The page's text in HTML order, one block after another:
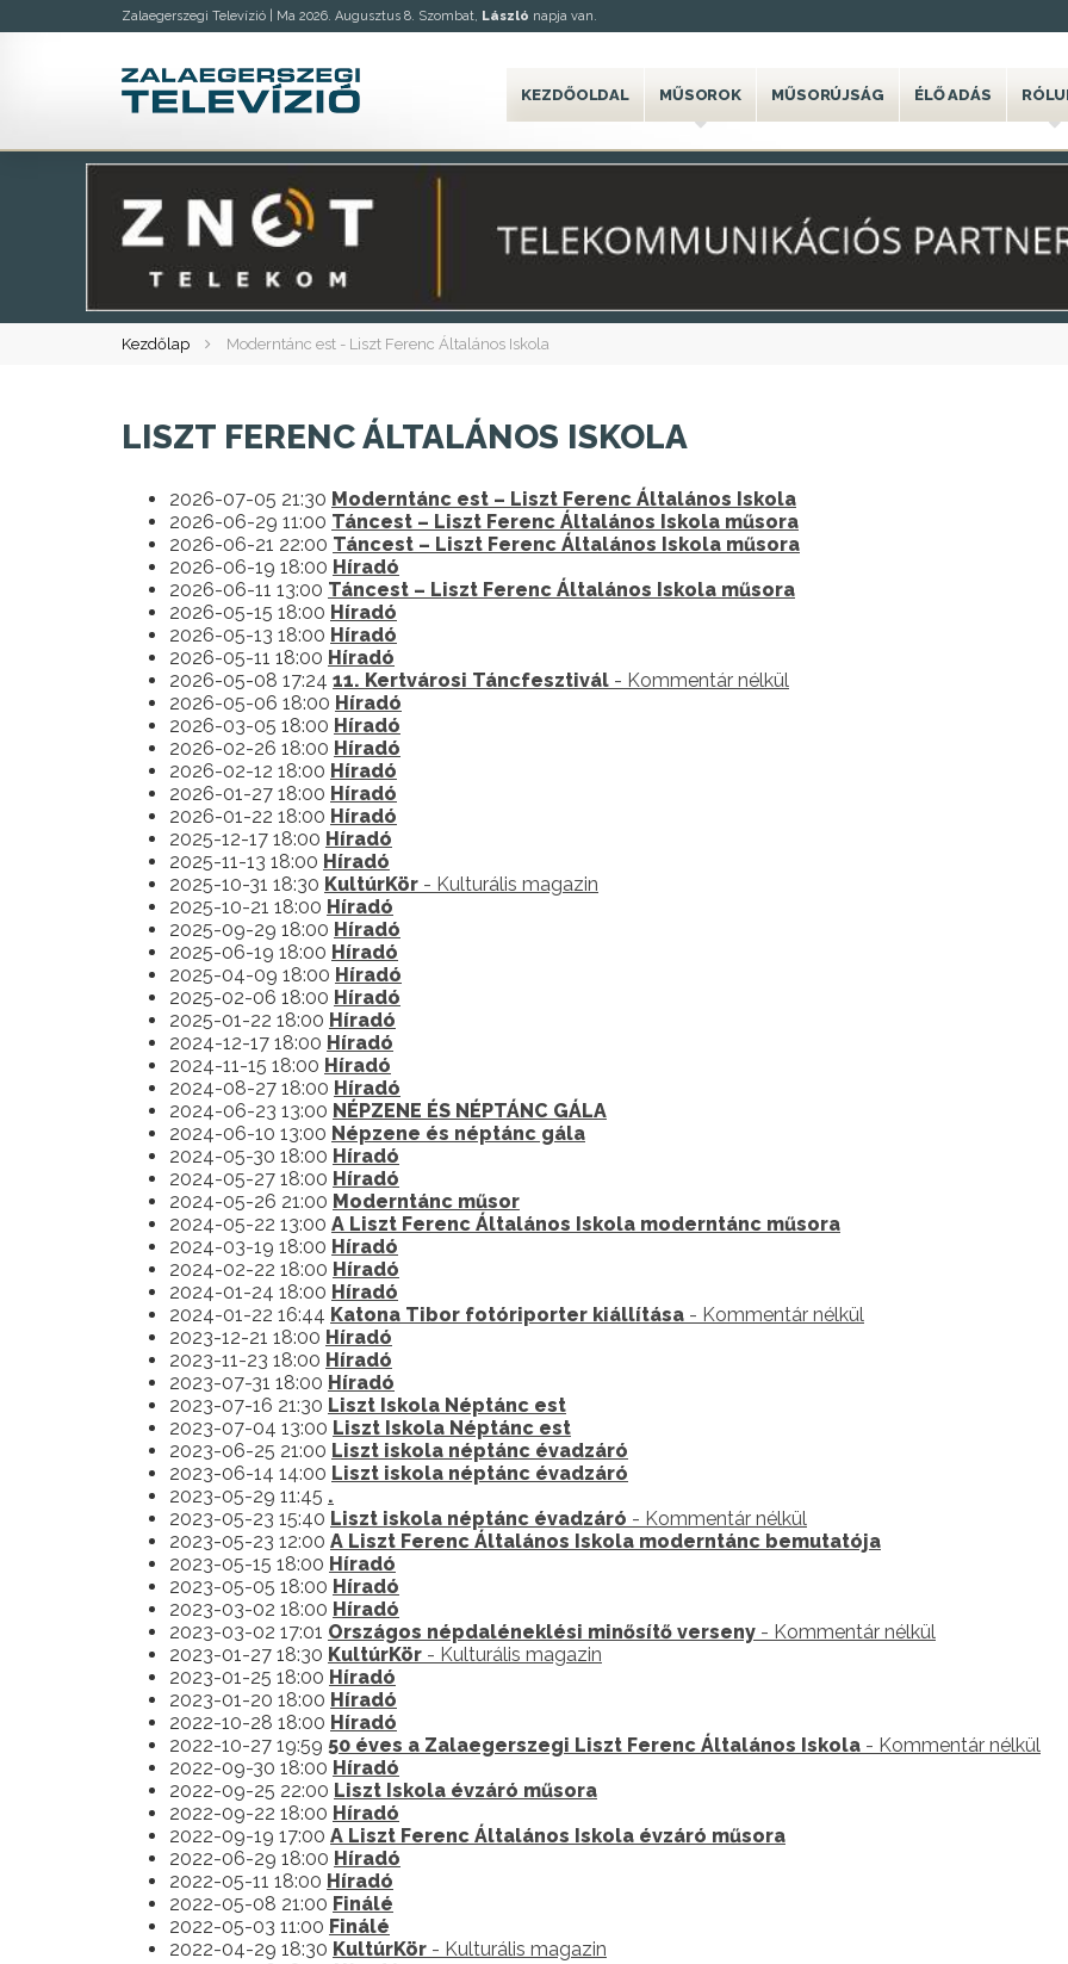
Zalaegerszegi Televízió | Ma 2026. Augusztus 8. Szombat, László napja van.
KEZDŐOLDAL MŰSOROK MŰSORÚJSÁG ÉLŐ ADÁS
Kezdőlap Moderntánc est - Liszt Ferenc Általános Iskola
LISZT FERENC ÁLTALÁNOS ISKOLA
2026-07-05 21:30 Moderntánc est – Liszt Ferenc Általános Iskola
2026-06-29 11:00 Táncest – Liszt Ferenc Általános Iskola műsora
2026-06-21 22:00 Táncest – Liszt Ferenc Általános Iskola műsora
2026-06-19 18:00 Híradó
2026-06-11 13:00 Táncest – Liszt Ferenc Általános Iskola műsora
2026-05-15 18:00 Híradó
2026-05-13 18:00 Híradó
2026-05-11 18:00 Híradó
2026-05-08 17:24 11. Kertvárosi Táncfesztivál - Kommentár nélkül
2026-05-06 18:00 Híradó
2026-03-05 18:00 Híradó
2026-02-26 18:00 Híradó
2026-02-12 18:00 Híradó
2026-01-27 18:00 Híradó
2026-01-22 18:00 Híradó
2025-12-17 18:00 Híradó
2025-11-13 18:00 Híradó
2025-10-31 18:30 KultúrKör - Kulturális magazin
2025-10-21 18:00 Híradó
2025-09-29 18:00 Híradó
2025-06-19 18:00 Híradó
2025-04-09 18:00 Híradó
2025-02-06 18:00 Híradó
2025-01-22 18:00 Híradó
2024-12-17 18:00 Híradó
2024-11-15 18:00 Híradó
2024-08-27 18:00 Híradó
2024-06-23 13:00 NÉPZENE ÉS NÉPTÁNC GÁLA
2024-06-10 13:00 Népzene és néptánc gála
2024-05-30 18:00 Híradó
2024-05-27 18:00 Híradó
2024-05-26 21:00 Moderntánc műsor
2024-05-22 13:00 A Liszt Ferenc Általános Iskola moderntánc műsora
2024-03-19 18:00 Híradó
2024-02-22 18:00 Híradó
2024-01-24 18:00 Híradó
2024-01-22 16:44 Katona Tibor fotóriporter kiállítása - Kommentár nélkül
2023-12-21 18:00 Híradó
2023-11-23 18:00 Híradó
2023-07-31 18:00 Híradó
2023-07-16 21:30 Liszt Iskola Néptánc est
2023-07-04 13:00 Liszt Iskola Néptánc est
2023-06-25 21:00 Liszt iskola néptánc évadzáró
2023-06-14 14:00 Liszt iskola néptánc évadzáró
2023-05-29 11:45 .
2023-05-23 15:40 Liszt iskola néptánc évadzáró - Kommentár nélkül
2023-05-23 12:00 A Liszt Ferenc Általános Iskola moderntánc bemutatója
2023-05-15 18:00 Híradó
2023-05-05 18:00 Híradó
2023-03-02 18:00 Híradó
2023-03-02 17:01 Országos népdaléneklési minősítő verseny - Kommentár nélkül
2023-01-27 18:30 KultúrKör - Kulturális magazin
2023-01-25 18:00 Híradó
2023-01-20 18:00 Híradó
2022-10-28 18:00 Híradó
2022-10-27 19:59 50 éves a Zalaegerszegi Liszt Ferenc Általános Iskola - Kommentár nélkül
2022-09-30 18:00 Híradó
2022-09-25 22:00 Liszt Iskola évzáró műsora
2022-09-22 18:00 Híradó
2022-09-19 17:00 A Liszt Ferenc Általános Iskola évzáró műsora
2022-06-29 18:00 Híradó
2022-05-11 18:00 Híradó
2022-05-08 21:00 Finálé
2022-05-03 11:00 Finálé
2022-04-29 18:30 KultúrKör - Kulturális magazin